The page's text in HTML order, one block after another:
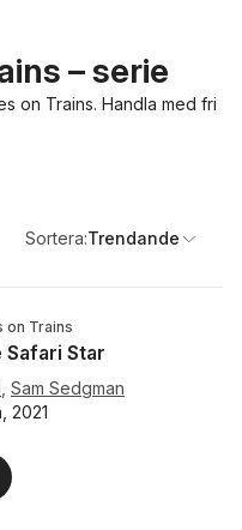
– serie
on Trains. Handla med fri
Sortera:Trendande
on Trains
Star
Sam Sedgman
2021